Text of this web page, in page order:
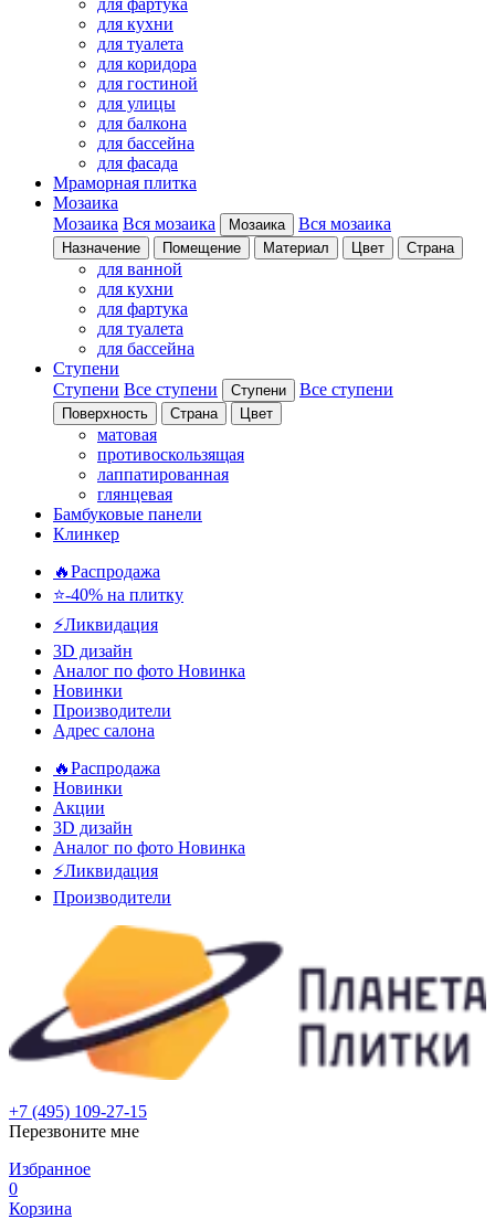
для фартука
для кухни
для туалета
для коридора
для гостиной
для улицы
для балкона
для бассейна
для фасада
Мраморная плитка
Мозаика
Мозаика Вся мозаика Мозаика Вся мозаика
Назначение Помещение Материал Цвет Страна
для ванной
для кухни
для фартука
для туалета
для бассейна
Ступени
Ступени Все ступени Ступени Все ступени
Поверхность Страна Цвет
матовая
противоскользящая
лаппатированная
глянцевая
Бамбуковые панели
Клинкер
🔥Распродажа
⭐-40% на плитку
⚡️Ликвидация
3D дизайн
Аналог по фото Новинка
Новинки
Производители
Адрес салона
🔥Распродажа
Новинки
Акции
3D дизайн
Аналог по фото Новинка
⚡Ликвидация
Производители
+7 (495) 109-27-15
Перезвоните мне
Избранное
0
Корзина